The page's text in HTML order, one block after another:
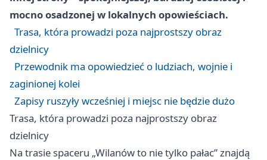
mocno osadzonej w lokalnych opowieściach.
Trasa, która prowadzi poza najprostszy obraz
dzielnicy
Przewodnik ma opowiedzieć o ludziach, wojnie i
zaginionej kolei
Zapisy ruszyły wcześniej i miejsc nie będzie dużo
Trasa, która prowadzi poza najprostszy obraz
dzielnicy
Na trasie spaceru „Wilanów to nie tylko pałac” znajdą